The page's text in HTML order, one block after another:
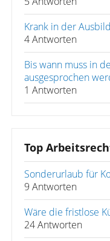
Krank in der
4 Antworten
Bis wann muss in
ausgesprochen
1 Antworten
Top
Sonderurlaub für
9 Antworten
Wäre die fristlose
24 Antworten